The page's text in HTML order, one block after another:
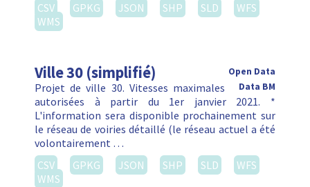
CSV
GPKG JSON SHP SLD
WFS
WMS
Ville 30 (simplifié)
Open Data
Data BM
Projet de ville 30. Vitesses maximales
autorisées à partir du 1er janvier 2021. *
L'information sera disponible prochainement sur
le réseau de voiries détaillé (le réseau actuel a été
volontairement …
CSV
GPKG JSON SHP SLD
WFS
WMS